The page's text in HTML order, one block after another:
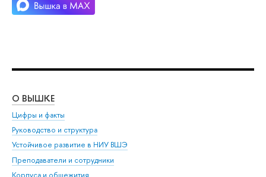
О ВЫШКЕ
Цифры и факты
Руководство и структура
Устойчивое развитие в НИУ ВШЭ
Преподаватели и сотрудники